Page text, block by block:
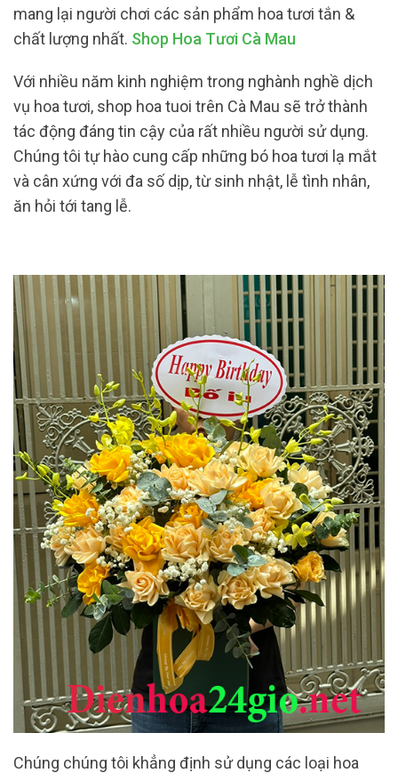
mang lại người chơi các sản phẩm hoa tươi tắn &
chất lượng nhất. Shop Hoa Tươi Cà Mau
Với nhiều năm kinh nghiệm trong nghành nghề dịch
vụ hoa tươi, shop hoa tuoi trên Cà Mau sẽ trở thành
tác động đáng tin cậy của rất nhiều người sử dụng.
Chúng tôi tự hào cung cấp những bó hoa tươi lạ mắt
và cân xứng với đa số dịp, từ sinh nhật, lễ tình nhân,
ăn hỏi tới tang lễ.
Chúng chúng tôi khẳng định sử dụng các loại hoa